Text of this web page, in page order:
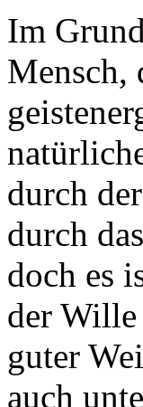
Im
Mensch,
durch
durch
doch es
der Wille
guter
auch